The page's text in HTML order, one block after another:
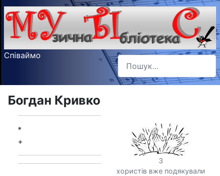
Співаймо Пошук
Type 2 or more characters
Богдан Кривко
3
хористів вже подякували
*
+